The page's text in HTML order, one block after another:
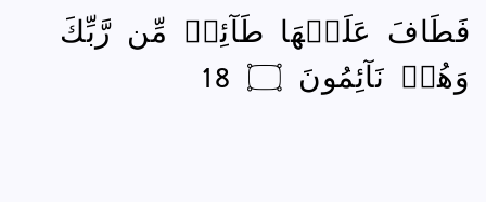
فَطَافَ عَلَيۡهَا طَآئِفٞ مِّن رَّبِّكَ
وَهُمۡ نَآئِمُونَ ۝ 18